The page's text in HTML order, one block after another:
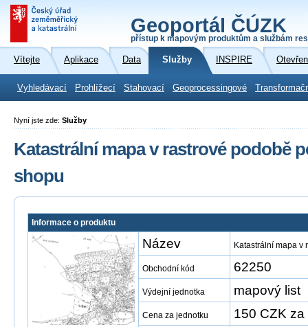
Geoportál ČÚZK
přístup k mapovým produktům a službám
Vítejte Aplikace Data Služby INSPIRE
Vyhledávací Prohlížecí Stahovací Geoprocessingové
Nyní jste zde: Služby
Katastrální mapa v rastrové podobě
shopu
Informace o produktu
Název Katastrální mapa v
Obchodní kód 62250
Výdejní jednotka mapový list
Cena za jednotku 150 CZK